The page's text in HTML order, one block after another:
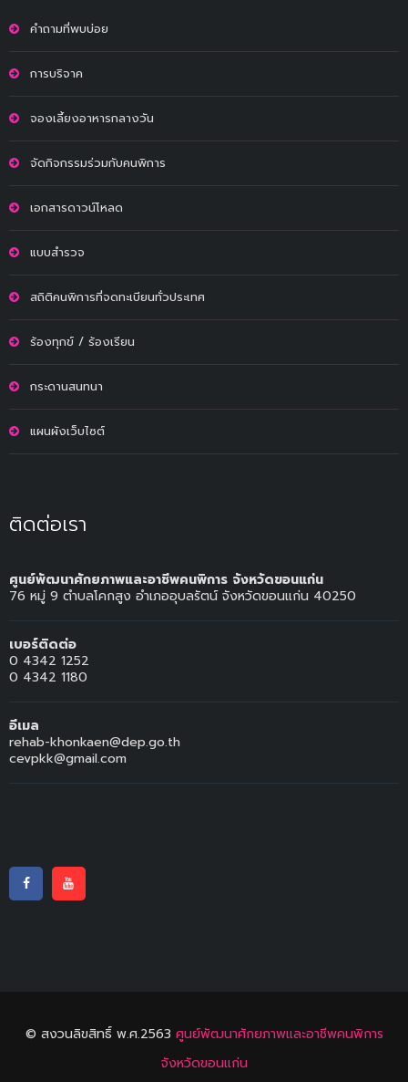
คำถามที่พบบ่อย
การบริจาค
จองเลี้ยงอาหารกลางวัน
จัดกิจกรรมร่วมกับคนพิการ
เอกสารดาวน์โหลด
แบบสำรวจ
สถิติคนพิการที่จดทะเบียนทั่วประเทศ
ร้องทุกข์ / ร้องเรียน
กระดานสนทนา
แผนผังเว็บไซต์
ติดต่อเรา
ศูนย์พัฒนาศักยภาพและอาชีพคนพิการ จังหวัดขอนแก่น
76 หมู่ 9 ตำบลโคกสูง อำเภออุบลรัตน์ จังหวัดขอนแก่น 40250
เบอร์ติดต่อ
0 4342 1252
0 4342 1180
อีเมล
rehab-khonkaen@dep.go.th
cevpkk@gmail.com
© สงวนลิขสิทธิ์ พ.ศ.2563 ศูนย์พัฒนาศักยภาพและอาชีพคนพิการ
จังหวัดขอนแก่น